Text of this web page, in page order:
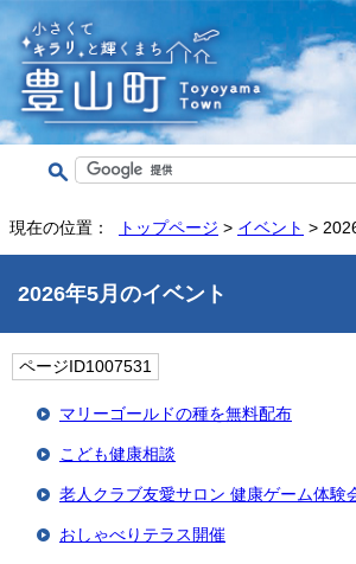
現在の位置： トップページ > イベント >
2026年5月のイベント
ページID1007531
マリーゴールドの種を無料配布
こども健康相談
老人クラブ友愛サロン 健康ゲーム体験
おしゃべりテラス開催